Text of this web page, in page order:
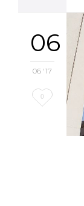
06
06 '17
Love
0